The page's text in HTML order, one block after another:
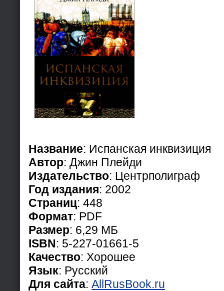
Название: Испанская инквизиция
Автор: Джин Плейди
Издательство: Центрполиграф
Год издания: 2002
Страниц: 448
Формат: PDF
Размер: 6,29 МБ
ISBN: 5-227-01661-5
Качество: Хорошее
Язык: Русский
Для сайта: AllRusBook.ru